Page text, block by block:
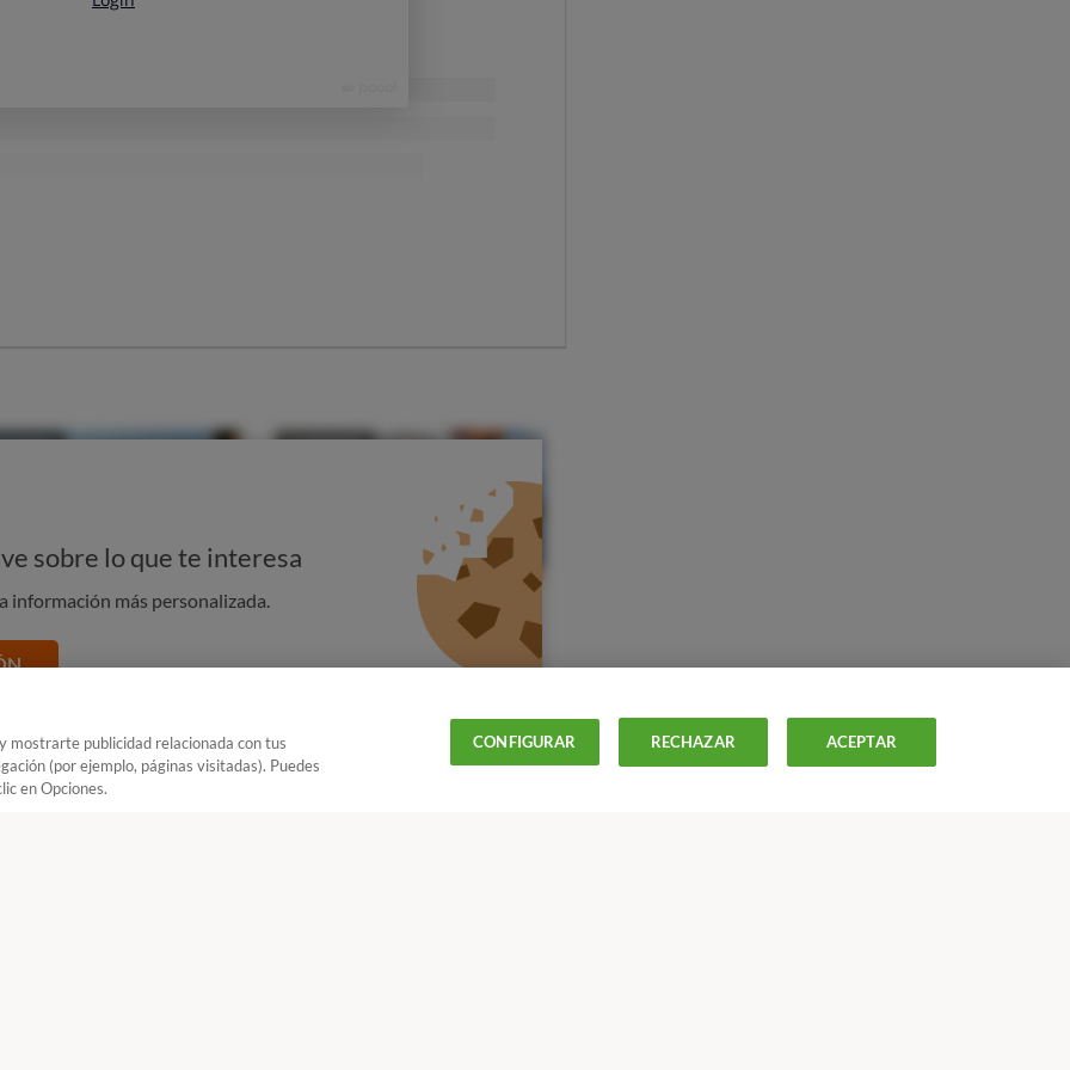
los modelos.
de
sobre todo, en modelos de
más eficientes.
etiqueta energética
también podrás ver las valoraciones que han
además de sus características y precios:
sobre lo que te interesa
información más personalizada.
en tus fuentes favoritas de Google
mostrarte publicidad relacionada con tus
(por ejemplo, páginas visitadas). Puedes
en Opciones.
CONFIGURAR RECHAZAR ACEPTAR